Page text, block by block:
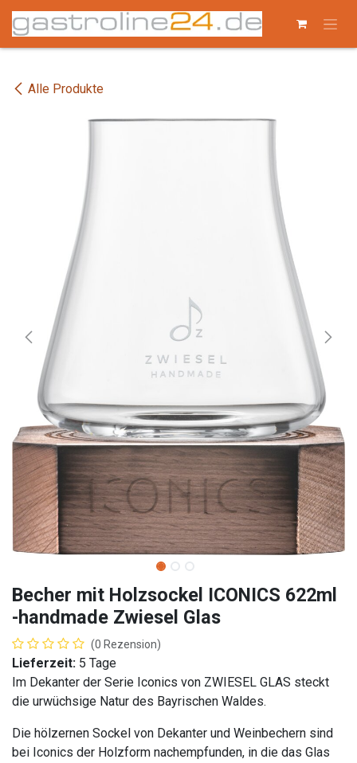
Zum Inhalt springen
Alle Produkte
Becher mit Holzsockel ICONICS 622ml
-handmade Zwiesel Glas
(0 Rezension)
Lieferzeit: 5 Tage
Im Dekanter der Serie Iconics von ZWIESEL GLAS steckt
die urwüchsige Natur des Bayrischen Waldes.
Die hölzernen Sockel von Dekanter und Weinbechern sind
bei Iconics der Holzform nachempfunden, in die das Glas